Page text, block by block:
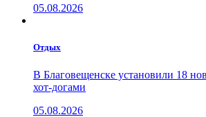
05.08.2026
Отдых
В Благовещенске установили 18
хот-догами
05.08.2026